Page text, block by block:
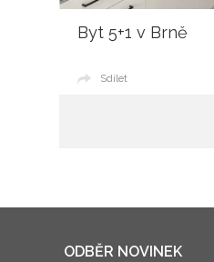
Byt 5+1 v Brně
Sdílet
ODBĚR NOVINEK